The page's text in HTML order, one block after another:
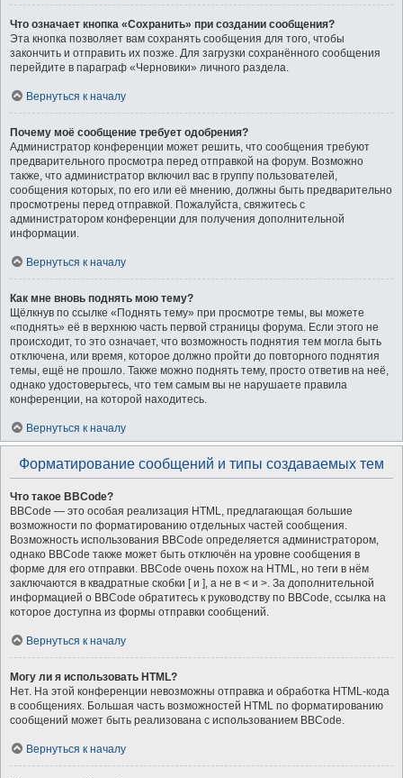
Что означает кнопка «Сохранить» при создании сообщения?
Эта кнопка позволяет вам сохранять сообщения для того, чтобы
закончить и отправить их позже. Для загрузки сохранённого сообщения
перейдите в параграф «Черновики» личного раздела.
Вернуться к началу
Почему моё сообщение требует одобрения?
Администратор конференции может решить, что сообщения требуют
предварительного просмотра перед отправкой на форум. Возможно
также, что администратор включил вас в группу пользователей,
сообщения которых, по его или её мнению, должны быть предварительно
просмотрены перед отправкой. Пожалуйста, свяжитесь с
администратором конференции для получения дополнительной
информации.
Вернуться к началу
Как мне вновь поднять мою тему?
Щёлкнув по ссылке «Поднять тему» при просмотре темы, вы можете
«поднять» её в верхнюю часть первой страницы форума. Если этого не
происходит, то это означает, что возможность поднятия тем могла быть
отключена, или время, которое должно пройти до повторного поднятия
темы, ещё не прошло. Также можно поднять тему, просто ответив на неё,
однако удостоверьтесь, что тем самым вы не нарушаете правила
конференции, на которой находитесь.
Вернуться к началу
Форматирование сообщений и типы создаваемых тем
Что такое BBCode?
BBCode — это особая реализация HTML, предлагающая большие
возможности по форматированию отдельных частей сообщения.
Возможность использования BBCode определяется администратором,
однако BBCode также может быть отключён на уровне сообщения в
форме для его отправки. BBCode очень похож на HTML, но теги в нём
заключаются в квадратные скобки [ и ], а не в < и >. За дополнительной
информацией о BBCode обратитесь к руководству по BBCode, ссылка на
которое доступна из формы отправки сообщений.
Вернуться к началу
Могу ли я использовать HTML?
Нет. На этой конференции невозможны отправка и обработка HTML-кода
в сообщениях. Большая часть возможностей HTML по форматированию
сообщений может быть реализована с использованием BBCode.
Вернуться к началу